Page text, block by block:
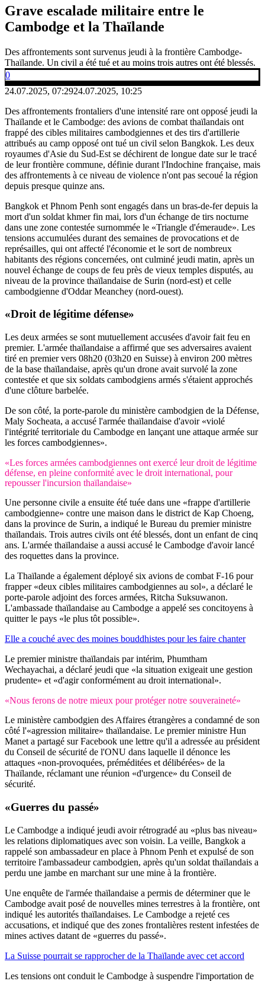
Grave escalade militaire entre le
Cambodge et la Thaïlande
Des affrontements sont survenus jeudi à la frontière Cambodge-
Thaïlande. Un civil a été tué et au moins trois autres ont été blessés.
0
24.07.2025, 07:2924.07.2025, 10:25
Des affrontements frontaliers d'une intensité rare ont opposé jeudi la
Thaïlande et le Cambodge: des avions de combat thaïlandais ont
frappé des cibles militaires cambodgiennes et des tirs d'artillerie
attribués au camp opposé ont tué un civil selon Bangkok. Les deux
royaumes d'Asie du Sud-Est se déchirent de longue date sur le tracé
de leur frontière commune, définie durant l'Indochine française, mais
des affrontements à ce niveau de violence n'ont pas secoué la région
depuis presque quinze ans.
Bangkok et Phnom Penh sont engagés dans un bras-de-fer depuis la
mort d'un soldat khmer fin mai, lors d'un échange de tirs nocturne
dans une zone contestée surnommée le «Triangle d'émeraude». Les
tensions accumulées durant des semaines de provocations et de
représailles, qui ont affecté l'économie et le sort de nombreux
habitants des régions concernées, ont culminé jeudi matin, après un
nouvel échange de coups de feu près de vieux temples disputés, au
niveau de la province thaïlandaise de Surin (nord-est) et celle
cambodgienne d'Oddar Meanchey (nord-ouest).
«Droit de légitime défense»
Les deux armées se sont mutuellement accusées d'avoir fait feu en
premier. L'armée thaïlandaise a affirmé que ses adversaires avaient
tiré en premier vers 08h20 (03h20 en Suisse) à environ 200 mètres
de la base thaïlandaise, après qu'un drone avait survolé la zone
contestée et que six soldats cambodgiens armés s'étaient approchés
d'une clôture barbelée.
De son côté, la porte-parole du ministère cambodgien de la Défense,
Maly Socheata, a accusé l'armée thaïlandaise d'avoir «violé
l'intégrité territoriale du Cambodge en lançant une attaque armée sur
les forces cambodgiennes».
«Les forces armées cambodgiennes ont exercé leur droit de légitime
défense, en pleine conformité avec le droit international, pour
repousser l'incursion thaïlandaise»
Une personne civile a ensuite été tuée dans une «frappe d'artillerie
cambodgienne» contre une maison dans le district de Kap Choeng,
dans la province de Surin, a indiqué le Bureau du premier ministre
thaïlandais. Trois autres civils ont été blessés, dont un enfant de cinq
ans. L'armée thaïlandaise a aussi accusé le Cambodge d'avoir lancé
des roquettes dans la province.
La Thaïlande a également déployé six avions de combat F-16 pour
frapper «deux cibles militaires cambodgiennes au sol», a déclaré le
porte-parole adjoint des forces armées, Ritcha Suksuwanon.
L'ambassade thaïlandaise au Cambodge a appelé ses concitoyens à
quitter le pays «le plus tôt possible».
Elle a couché avec des moines bouddhistes pour les faire chanter
Le premier ministre thaïlandais par intérim, Phumtham
Wechayachai, a déclaré jeudi que «la situation exigeait une gestion
prudente» et «d'agir conformément au droit international».
«Nous ferons de notre mieux pour protéger notre souveraineté»
Le ministère cambodgien des Affaires étrangères a condamné de son
côté l'«agression militaire» thaïlandaise. Le premier ministre Hun
Manet a partagé sur Facebook une lettre qu'il a adressée au président
du Conseil de sécurité de l'ONU dans laquelle il dénonce les
attaques «non-provoquées, préméditées et délibérées» de la
Thaïlande, réclamant une réunion «d'urgence» du Conseil de
sécurité.
«Guerres du passé»
Le Cambodge a indiqué jeudi avoir rétrogradé au «plus bas niveau»
les relations diplomatiques avec son voisin. La veille, Bangkok a
rappelé son ambassadeur en place à Phnom Penh et expulsé de son
territoire l'ambassadeur cambodgien, après qu'un soldat thaïlandais a
perdu une jambe en marchant sur une mine à la frontière.
Une enquête de l'armée thaïlandaise a permis de déterminer que le
Cambodge avait posé de nouvelles mines terrestres à la frontière, ont
indiqué les autorités thaïlandaises. Le Cambodge a rejeté ces
accusations, et indiqué que des zones frontalières restent infestées de
mines actives datant de «guerres du passé».
La Suisse pourrait se rapprocher de la Thaïlande avec cet accord
Les tensions ont conduit le Cambodge à suspendre l'importation de